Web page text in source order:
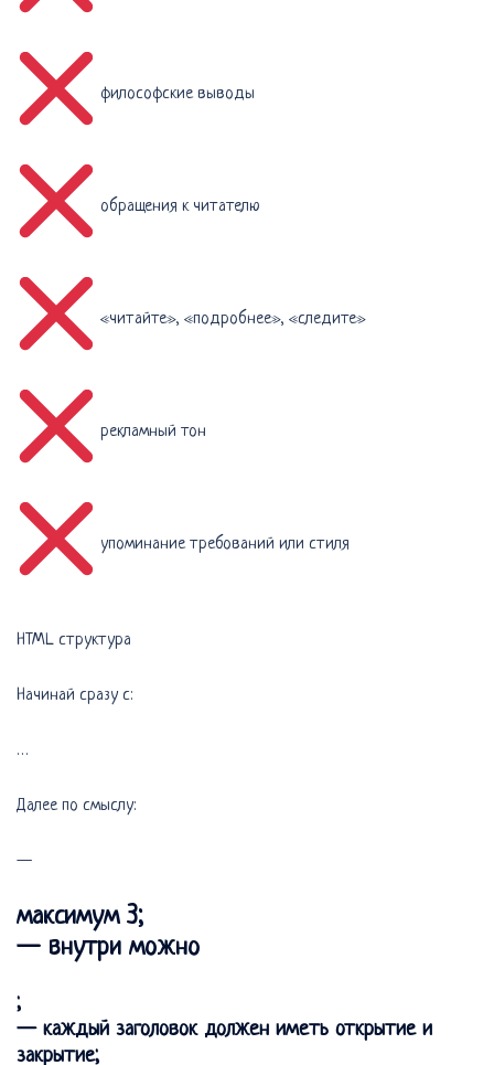
философские выводы
обращения к читателю
«читайте», «подробнее», «следите»
рекламный тон
упоминание требований или стиля
HTML структура
Начинай сразу с:
…
Далее по смыслу:
—
максимум 3;
— внутри можно
;
— каждый заголовок должен иметь открытие и
закрытие;